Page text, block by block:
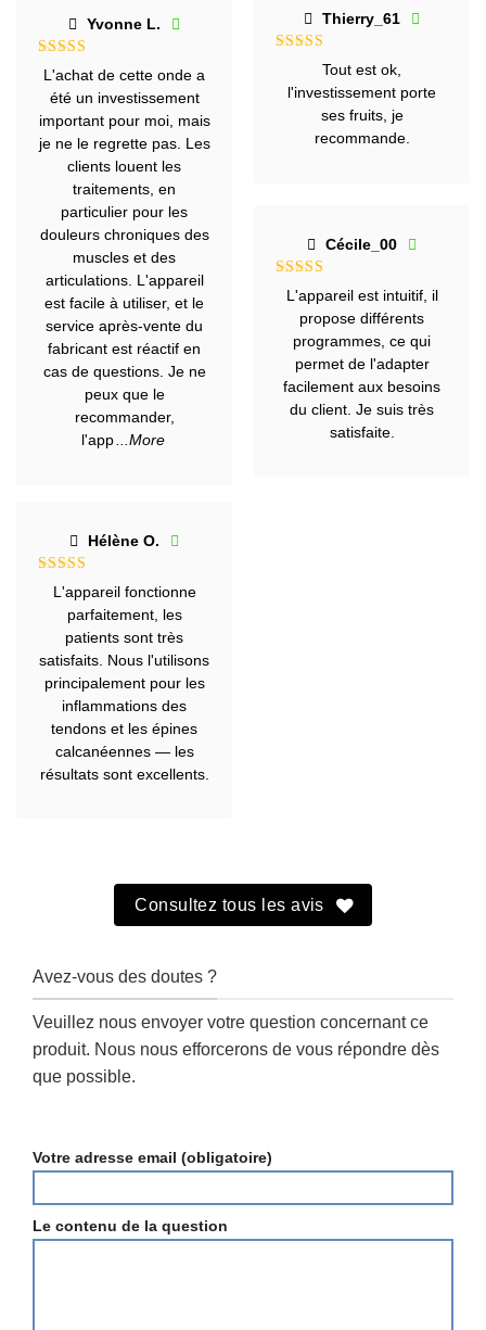
Yvonne L.
Note
sur
5
L'achat de cette onde a
été un investissement
important pour moi, mais
je ne le regrette pas. Les
clients louent les
traitements, en
particulier pour les
douleurs chroniques des
muscles et des
articulations. L'appareil
est facile à utiliser, et le
service après-vente du
fabricant est réactif en
cas de questions. Je ne
peux que le
recommander,
l'app
...More
Hélène O.
Note
L'appareil fonctionne
parfaitement, les
patients sont très
satisfaits. Nous l'utilisons
principalement pour les
inflammations des
tendons et les épines
calcanéennes — les
résultats sont excellents.
Thierry_61
5sur
Tout est ok,
l'investissement porte
ses fruits, je
recommande.
Cécile_00
Note
sur
L'appareil est intuitif, il
propose différents
programmes, ce qui
permet de l'adapter
facilement aux besoins
du client. Je suis très
satisfaite.
Consultez tous les avis
Avez-vous des doutes ?
Veuillez nous envoyer votre question concernant ce
produit. Nous nous efforcerons de vous répondre dès
que possible.
Votre adresse email (obligatoire)
Le contenu de la question